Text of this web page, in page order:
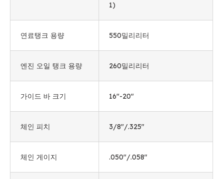
1)
연료탱크 용량 550밀리리터
엔진 오일 탱크 용량 260밀리리터
가이드 바 크기 16"-20"
체인 피치 3/8"/.325"
체인 게이지 .050"/.058"